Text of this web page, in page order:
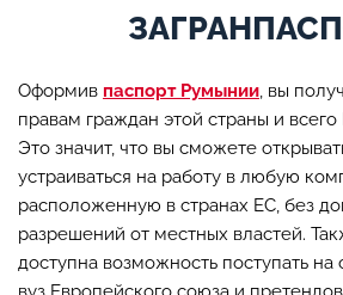
Оформив паспорт Румынии, вы
правам граждан этой страны и
Это значит, что вы сможете
устраиваться на работу в любую
расположенную в странах ЕС, без
разрешений от местных властей.
доступна возможность поступать